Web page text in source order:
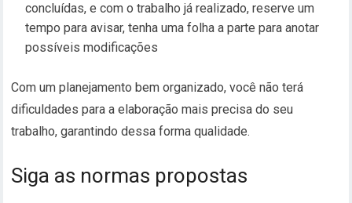
concluídas, e com o trabalho já realizado, reserve um
tempo para avisar, tenha uma folha a parte para anotar
possíveis modificações
Com um planejamento bem organizado, você não terá
dificuldades para a elaboração mais precisa do seu
trabalho, garantindo dessa forma qualidade.
Siga as normas propostas